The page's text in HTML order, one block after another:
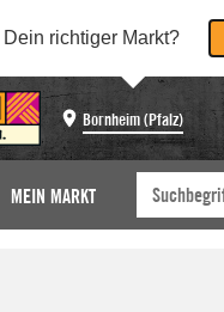
Dein richtiger Markt?
Bornheim (Pfalz)
MEIN MARKT